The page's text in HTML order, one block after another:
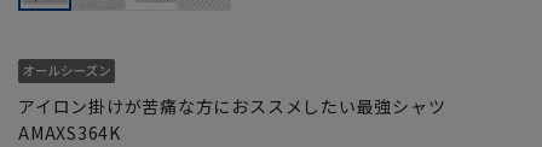
アイロン掛けが苦痛な方におススメしたい最強シャツ
AMAXS364K